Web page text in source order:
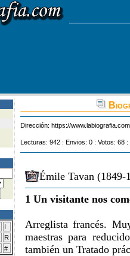
I
R
#
Dirección: https://
Lecturas: 942 : Envios: 0 : Votos: 68
Émile Tavan (1849-
1 Un visitante nos
Arreglista francés.
maestras para
también un Tratado